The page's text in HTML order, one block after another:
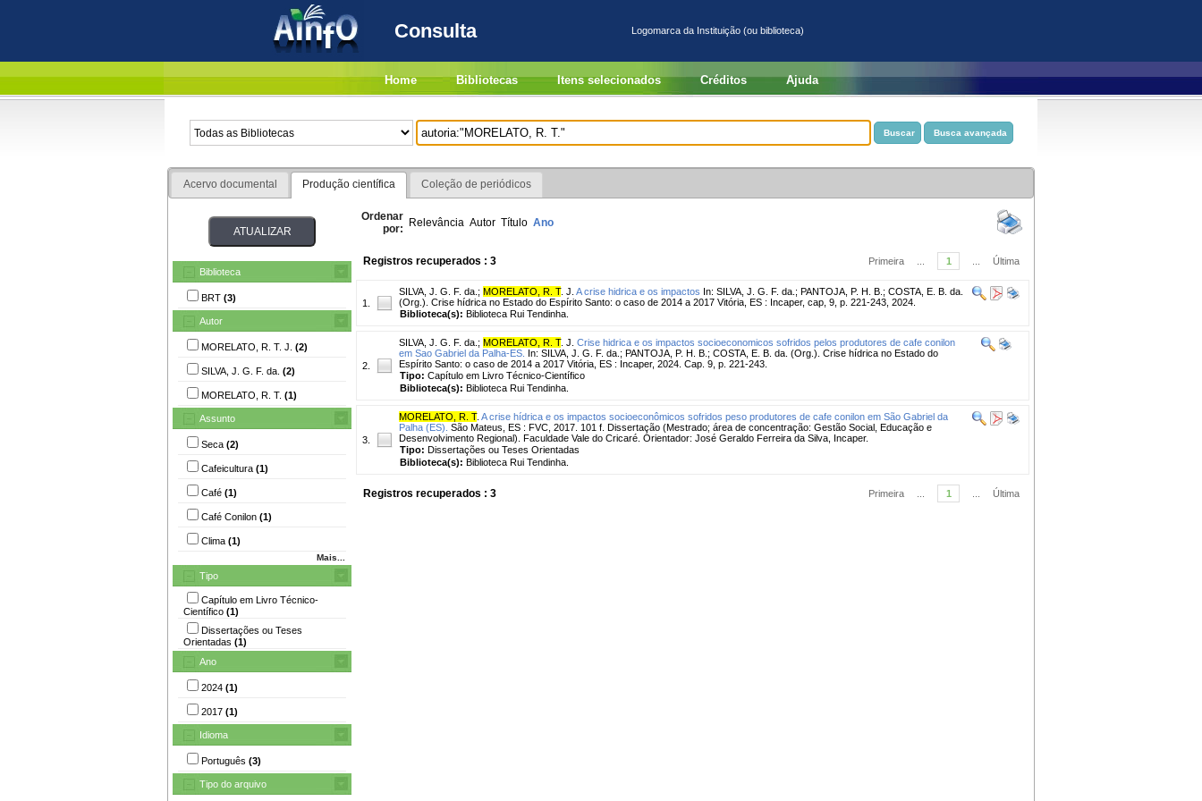
Consulta Logomarca da Instituição (ou biblioteca)
Home Bibliotecas Itens selecionados Créditos Ajuda
Acervo documental Produção científica Coleção de periódicos
Biblioteca
BRT (3)
Autor
MORELATO, R. T. J. (2)
SILVA, J. G. F. da. (2)
MORELATO, R. T. (1)
Assunto
Seca (2)
Cafeicultura (1)
Café (1)
Café Conilon (1)
Clima (1)
Mais...
Tipo
Capítulo em Livro Técnico-
Científico (1)
Dissertações ou Teses
Orientadas (1)
Ano
2024 (1)
2017 (1)
Idioma
Português (3)
Tipo do arquivo
Ordenar
por: Relevância Autor Título Ano
Registros recuperados : 3 Primeira 1 Última
1.
SILVA, J. G. F. da. ; MORELATO, R. T. J. A crise hidrica e os impactos In: SILVA, J. G. F. da.; PANTOJA, P. H. B.; COSTA, E. B. da.
(Org.). Crise hídrica no Estado do Espírito Santo: o caso de 2014 a 2017 Vitória, ES : Incaper, cap, 9, p. 221-243, 2024.
Biblioteca(s): Biblioteca Rui Tendinha.
2.
SILVA, J. G. F. da. ; MORELATO, R. T. J. Crise hidrica e os impactos socioeconomicos sofridos pelos produtores de cafe conilon
em Sao Gabriel da Palha-ES. In: SILVA, J. G. F. da.; PANTOJA, P. H. B.; COSTA, E. B. da. (Org.). Crise hídrica no Estado do
Espírito Santo: o caso de 2014 a 2017 Vitória, ES : Incaper, 2024. Cap. 9, p. 221-243.
Tipo: Capítulo em Livro Técnico-Científico
Biblioteca(s): Biblioteca Rui Tendinha.
3.
MORELATO, R. T. A crise hídrica e os impactos socioeconômicos sofridos peso produtores de cafe conilon em São Gabriel da
Palha (ES). São Mateus, ES : FVC, 2017. 101 f. Dissertação (Mestrado; área de concentração: Gestão Social, Educação e
Desenvolvimento Regional). Faculdade Vale do Cricaré. Orientador: José Geraldo Ferreira da Silva, Incaper.
Tipo: Dissertações ou Teses Orientadas
Biblioteca(s): Biblioteca Rui Tendinha.
Registros recuperados : 3 Primeira 1 Última